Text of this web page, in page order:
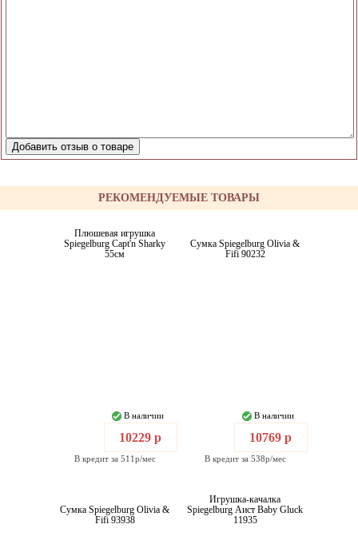
РЕКОМЕНДУЕМЫЕ ТОВАРЫ
Плюшевая игрушка
Spiegelburg Capt'n Sharky
55см
В наличии
10229 р
В кредит за 511р/мес
Сумка Spiegelburg Olivia &
Fifi 90232
В наличии
10769 р
В кредит за 538р/мес
Сумка Spiegelburg Olivia &
Fifi 93938
Игрушка-качалка
Spiegelburg Аист Baby Gluck
11935